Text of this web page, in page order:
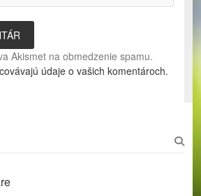
Akismet na obmedzenie spamu.
údaje o vašich komentároch.